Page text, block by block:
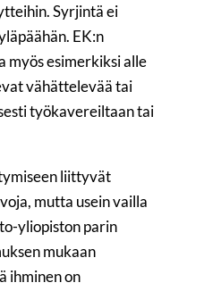
Syrjintä ei
EK:n
myös esimerkiksi alle
vähättelevää tai
työkavereiltaan tai
liittyvät
mutta usein vailla
yliopiston parin
mukaan
ihminen on